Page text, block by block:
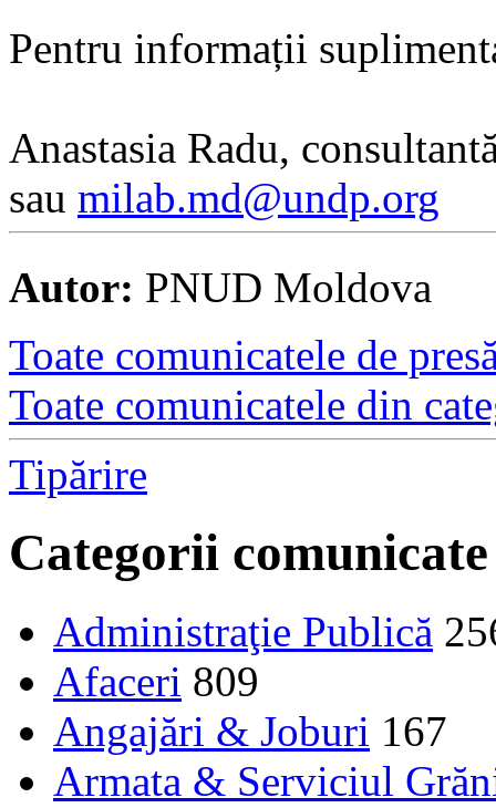
Pentru informații
Anastasia Radu,
sau milab.md@undp.org
Autor: PNUD Moldova
Toate comunicatele de
Toate comunicatele din
Tipărire
Categorii comunicate
Administraţie Publică
Afaceri 809
Angajări & Joburi 167
Armata & Serviciul